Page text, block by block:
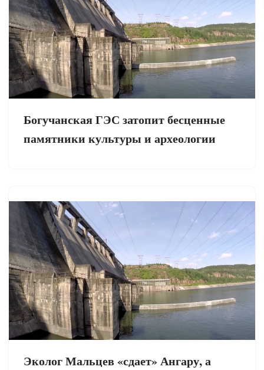
Богучанская ГЭС затопит бесценные
памятники культуры и археологии
Эколог Мальцев «сдает» Ангару, а